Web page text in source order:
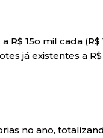
15o mil cada (R$
já existentes a
no ano,